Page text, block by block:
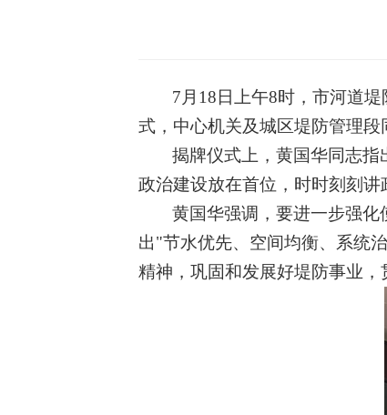
7月18日上午8时，市河道
式，中心机关及城区堤防管理段
揭牌仪式上，黄国华同志
政治建设放在首位，时时刻刻
黄国华强调，要进一步强
出"节水优先、空间均衡、系统
精神，巩固和发展好堤防事业，